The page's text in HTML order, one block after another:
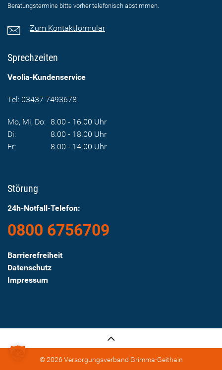
Beratungstermine bitte vorher telefonisch abstimmen.
Zum Kontaktformular
Sprechzeiten
Veolia-Kundenservice
Tel: 03437 7493678
Mo, Mi, Do: 8.00 - 16.00 Uhr
Di:
8.00 - 18.00 Uhr
Fr:
8.00 - 14.00 Uhr
Störung
24h-Notfall-Telefon:
0800 6756709
Barrierefreiheit
Datenschutz
Impressum
© 2026 Versorgungsverband Grimma-Geithain